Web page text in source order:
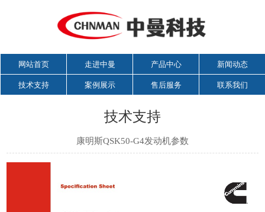
网站首页 走进中曼 产品中心 新闻动态
技术支持 案例展示 售后服务 联系我们
技术支持
康明斯QSK50-G4发动机参数